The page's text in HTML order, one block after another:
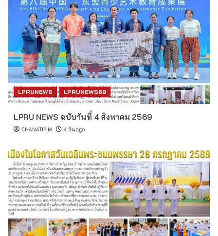
LPRUNEWS LPRUNEWS69
LPRU NEWS ฉบับวันที่ 4 สิงหาคม 2569
CHANATIP.M 4 วัน ago